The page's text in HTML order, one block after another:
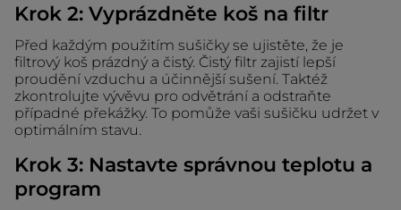
Krok 2: Vyprázdněte koš na filtr
Před každým použitím sušičky se ujistěte, že je
filtrový koš prázdný a čistý. Čistý filtr zajistí lepší
proudění vzduchu a účinnější sušení. Taktéž
zkontrolujte vývěvu pro odvětrání a odstraňte
případné překážky. To pomůže vaši sušičku udržet v
optimálním stavu.
Krok 3: Nastavte správnou teplotu a
program